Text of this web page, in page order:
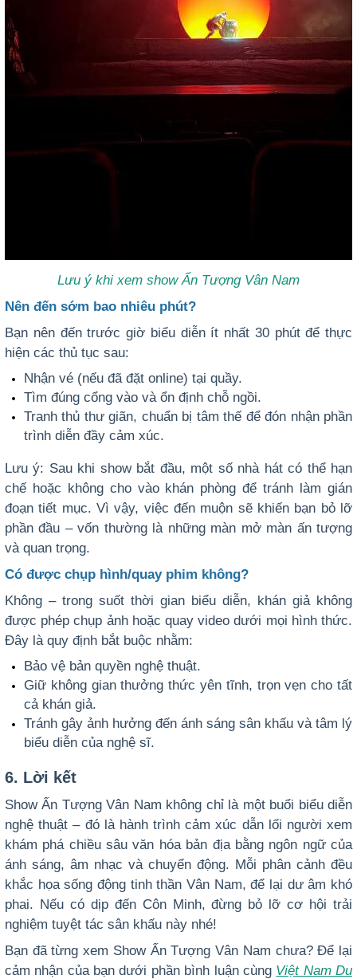
Lưu ý khi xem show Ấn Tượng Vân Nam
Nên đến sớm bao nhiêu phút?
Bạn nên đến trước giờ biểu diễn ít nhất 30 phút để thực
hiện các thủ tục sau:
Nhận vé (nếu đã đặt online) tại quầy.
Tìm đúng cổng vào và ổn định chỗ ngồi.
Tranh thủ thư giãn, chuẩn bị tâm thế để đón nhận phần
trình diễn đầy cảm xúc.
Lưu ý: Sau khi show bắt đầu, một số nhà hát có thể hạn
chế hoặc không cho vào khán phòng để tránh làm gián
đoạn tiết mục. Vì vậy, việc đến muộn sẽ khiến bạn bỏ lỡ
phần đầu – vốn thường là những màn mở màn ấn tượng
và quan trọng.
Có được chụp hình/quay phim không?
Không – trong suốt thời gian biểu diễn, khán giả không
được phép chụp ảnh hoặc quay video dưới mọi hình thức.
Đây là quy định bắt buộc nhằm:
Bảo vệ bản quyền nghệ thuật.
Giữ không gian thưởng thức yên tĩnh, trọn vẹn cho tất
cả khán giả.
Tránh gây ảnh hưởng đến ánh sáng sân khấu và tâm lý
biểu diễn của nghệ sĩ.
6. Lời kết
Show Ấn Tượng Vân Nam không chỉ là một buổi biểu diễn
nghệ thuật – đó là hành trình cảm xúc dẫn lối người xem
khám phá chiều sâu văn hóa bản địa bằng ngôn ngữ của
ánh sáng, âm nhạc và chuyển động. Mỗi phân cảnh đều
khắc họa sống động tinh thần Vân Nam, để lại dư âm khó
phai. Nếu có dịp đến Côn Minh, đừng bỏ lỡ cơ hội trải
nghiệm tuyệt tác sân khấu này nhé!
Bạn đã từng xem Show Ấn Tượng Vân Nam chưa? Để lại
cảm nhận của bạn dưới phần bình luận cùng Việt Nam Du